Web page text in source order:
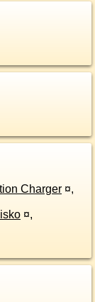
Charger ¤,
¤,